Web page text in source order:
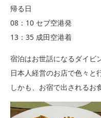
帰る日
08：10 セブ空港発
13：35 成田空港着
宿泊はお世話になるダイビ
日本人経営のお店で色々と
しかも、お宿で出されるお